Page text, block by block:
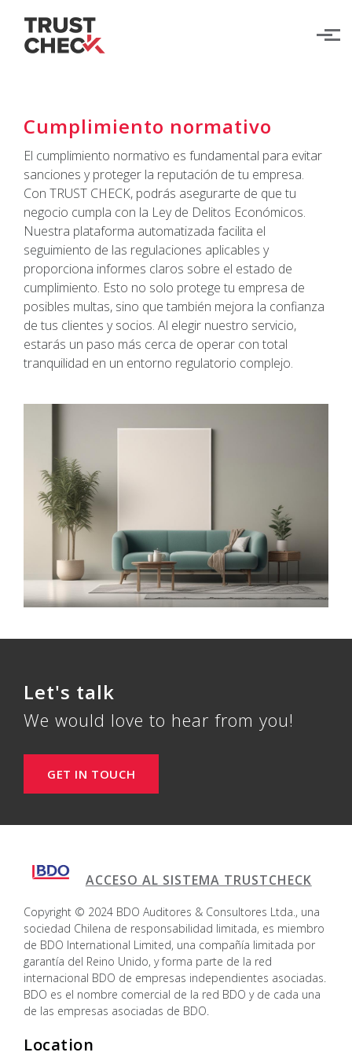
Skip to main content
Cumplimiento normativo
El cumplimiento normativo es fundamental para evitar
sanciones y proteger la reputación de tu empresa.
Con TRUST CHECK, podrás asegurarte de que tu
negocio cumpla con la Ley de Delitos Económicos.
Nuestra plataforma automatizada facilita el
seguimiento de las regulaciones aplicables y
proporciona informes claros sobre el estado de
cumplimiento. Esto no solo protege tu empresa de
posibles multas, sino que también mejora la confianza
de tus clientes y socios. Al elegir nuestro servicio,
estarás un paso más cerca de operar con total
tranquilidad en un entorno regulatorio complejo.
Let's talk
We would love to hear from you!
GET IN TOUCH
ACCESO AL SISTEMA TRUSTCHECK
Copyright © 2024 BDO Auditores & Consultores Ltda., una
sociedad Chilena de responsabilidad limitada, es miembro
de BDO International Limited, una compañía limitada por
garantía del Reino Unido, y forma parte de la red
internacional BDO de empresas independientes asociadas.
BDO es el nombre comercial de la red BDO y de cada una
de las empresas asociadas de BDO.
Location